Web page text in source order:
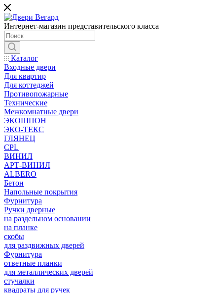
Интернет-магазин представительского класса
Каталог
Входные двери
Для квартир
Для коттеджей
Противопожарные
Технические
Межкомнатные двери
ЭКОШПОН
ЭКО-ТЕКС
ГЛЯНЕЦ
CPL
ВИНИЛ
АРТ-ВИНИЛ
ALBERO
Бетон
Напольные покрытия
Фурнитура
Ручки дверные
на раздельном основании
на планке
скобы
для раздвижных дверей
Фурнитура
ответные планки
для металлических дверей
стучалки
квадраты для ручек